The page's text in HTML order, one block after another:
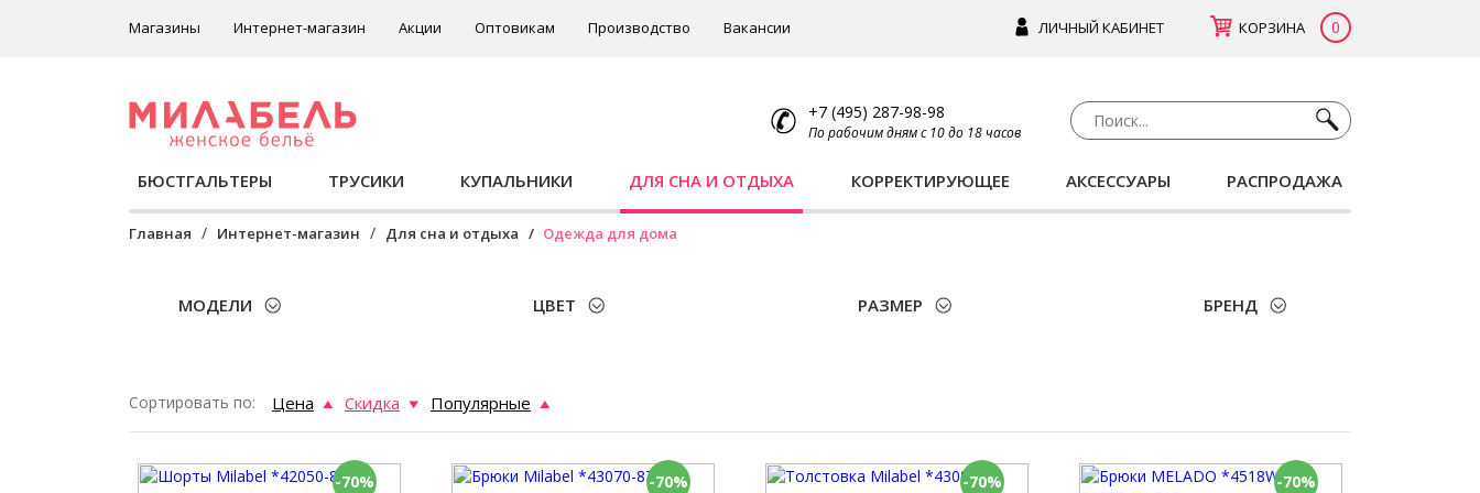
ЛИЧНЫЙ КАБИНЕТ КОРЗИНА 0
Магазины Интернет-магазин Акции Оптовикам Производство Вакансии
+7 (495) 287-98-98
По рабочим дням с 10 до 18 часов
БЮСТГАЛЬТЕРЫ ТРУСИКИ КУПАЛЬНИКИ ДЛЯ СНА И ОТДЫХА КОРРЕКТИРУЮЩЕЕ АКСЕССУАРЫ РАСПРОДАЖА
Главная Интернет-магазин Для сна и отдыха Одежда для дома
МОДЕЛИ ЦВЕТ РАЗМЕР БРЕНД
Сортировать по: Цена Скидка Популярные
-70% -70% -70% -70%